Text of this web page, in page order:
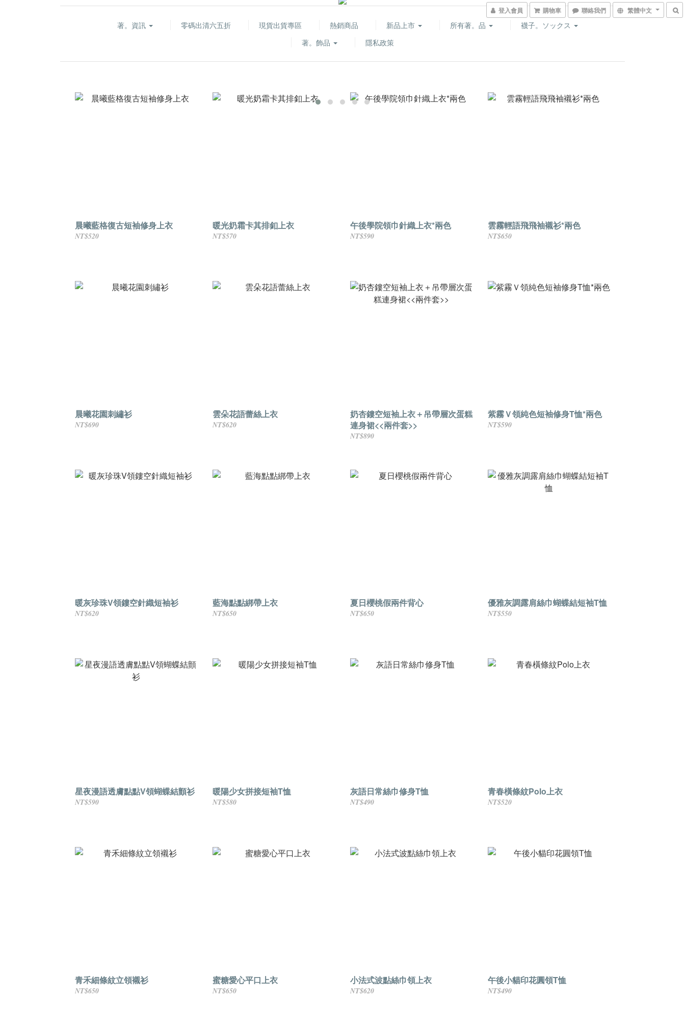
登入會員 購物車 聯絡我們 繁體中文
著。資訊 零碼出清六五折 現貨出貨專區 熱銷商品 新品上市 所有著。品
襪子。ソックス
著。飾品
隱私政策
晨曦藍格復古短袖修身上衣
NT$520
暖光奶霜卡其排釦上衣
NT$570
午後學院領巾針織上衣*兩色
NT$590
雲霧輕語飛飛袖襯衫*兩色
NT$650
晨曦花園刺繡衫
NT$690
雲朵花語蕾絲上衣
NT$620
奶杏鏤空短袖上衣＋吊帶層次蛋糕
連身裙<<兩件套>>
NT$890
紫霧Ｖ領純色短袖修身T恤*兩色
NT$590
暖灰珍珠V領鏤空針織短袖衫
NT$620
藍海點點綁帶上衣
NT$650
夏日櫻桃假兩件背心
NT$650
優雅灰調露肩絲巾蝴蝶結短袖T恤
NT$550
星夜漫語透膚點點V領蝴蝶結顫衫
NT$590
暖陽少女拼接短袖T恤
NT$580
灰語日常絲巾修身T恤
NT$490
青春橫條紋Polo上衣
NT$520
青禾細條紋立領襯衫
NT$650
蜜糖愛心平口上衣
NT$650
小法式波點絲巾領上衣
NT$620
午後小貓印花圓領T恤
NT$490